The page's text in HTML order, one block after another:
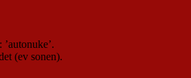
(ev sonen).